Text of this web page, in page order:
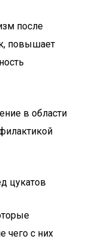
после
повышает
в области
цукатов
чего с них